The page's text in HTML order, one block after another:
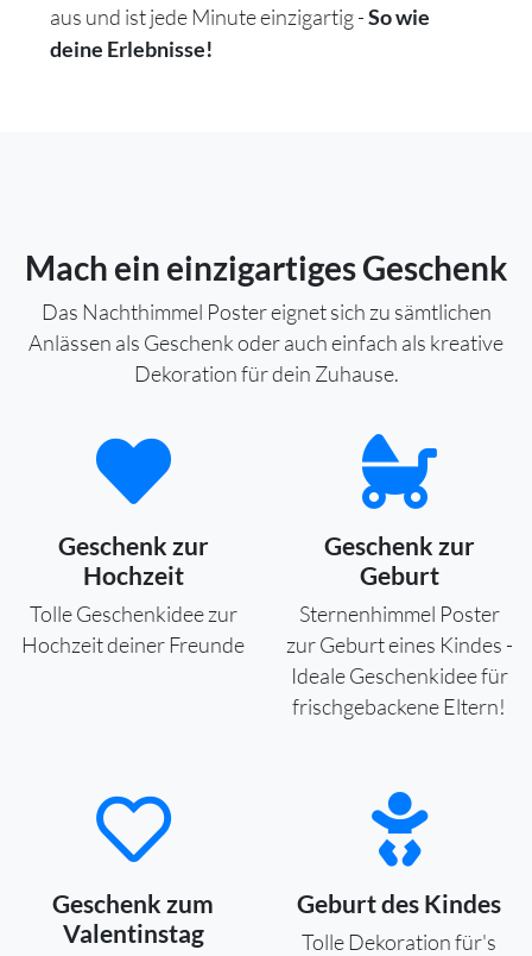
aus und ist jede Minute einzigartig -So wie
deine Erlebnisse!
Mach ein einzigartiges Geschenk
Das Nachthimmel Poster eignet sich zu sämtlichen
Anlässen als Geschenk oder auch einfach als kreative
Dekoration für dein Zuhause.
Geschenk zur
Hochzeit
Tolle Geschenkidee zur
Hochzeit deiner Freunde
Geschenk zur
Geburt
Sternenhimmel Poster
zur Geburt eines Kindes -
Ideale Geschenkidee für
frischgebackene Eltern!
Geschenk zum
Valentinstag
Geburt des Kindes
Tolle Dekoration für's